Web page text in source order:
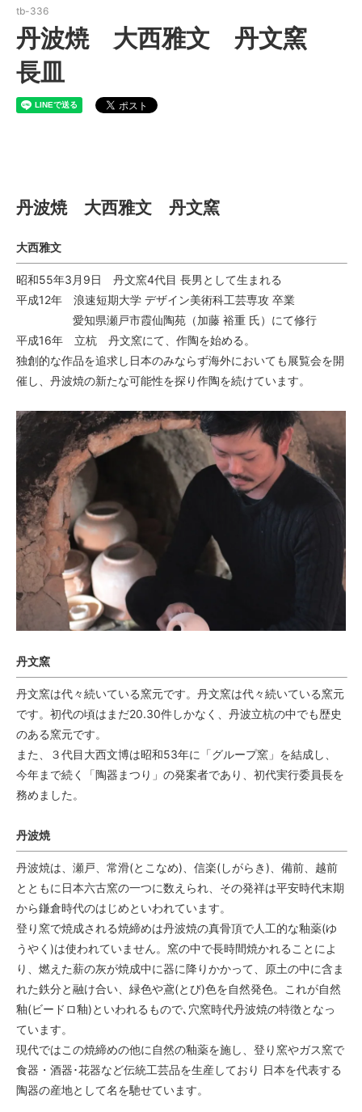
tb-336
丹波焼 大西雅文 丹文窯
長皿
丹波焼 大西雅文 丹文窯
大西雅文
昭和55年3月9日 丹文窯4代目 長男として生まれる
平成12年 浪速短期大学 デザイン美術科工芸専攻 卒業
愛知県瀬戸市霞仙陶苑（加藤 裕重 氏）にて修行
平成16年 立杭 丹文窯にて、作陶を始める。
独創的な作品を追求し日本のみならず海外においても展覧会を開
催し、丹波焼の新たな可能性を探り作陶を続けています。
丹文窯
丹文窯は代々続いている窯元です。丹文窯は代々続いている窯元
です。初代の頃はまだ20.30件しかなく、丹波立杭の中でも歴史
のある窯元です。
また、３代目大西文博は昭和53年に「グループ窯」を結成し、
今年まで続く「陶器まつり」の発案者であり、初代実行委員長を
務めました。
丹波焼
丹波焼は、瀬戸、常滑(とこなめ)、信楽(しがらき)、備前、越前
とともに日本六古窯の一つに数えられ、その発祥は平安時代末期
から鎌倉時代のはじめといわれています。
登り窯で焼成される焼締めは丹波焼の真骨頂で人工的な釉薬(ゆ
うやく)は使われていません。窯の中で長時間焼かれることによ
り、燃えた薪の灰が焼成中に器に降りかかって、原土の中に含ま
れた鉄分と融け合い、緑色や鳶(とび)色を自然発色。これが自然
釉(ビードロ釉)といわれるもので､穴窯時代丹波焼の特徴となっ
ています。
現代ではこの焼締めの他に自然の釉薬を施し、登り窯やガス窯で
食器・酒器･花器など伝統工芸品を生産しており 日本を代表する
陶器の産地として名を馳せています。